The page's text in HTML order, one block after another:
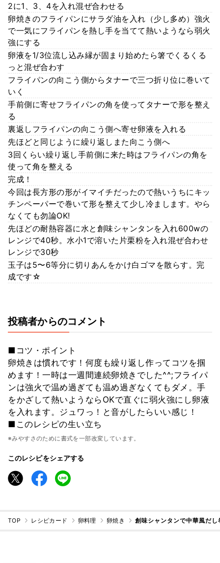
2に1、3、4を入れ混ぜ合わせる
卵焼きのフライパンにサラダ油を入れ（少し多め）強火
で一気にフライパンを熱し手を当てて熱いようなら弱火
強にする
卵液を1/3位流し込み縁が固まり始めたら箸でくるくる
っと混ぜ合わす
フライパンの向こう側からタナーで三つ折り位に巻いて
いく
手前側に寄せフライパンの角を使ってタナーで形を整え
る
裏返しフライパンの向こう側へ寄せ卵液を入れる
先ほどと同じように繰り返しまた向こう側へ
3回くらい繰り返し手前側に来た時はフライパンの角を
使って角を整える
完成！
今回は長方形の形がイマイチだったので熱いうちにキッ
チンペーパーで巻いて形を整えて少し冷まします。やら
なくても勿論OK!
先ほどの耐熱容器に水と創味シャンタンを入れ600wの
レンジで40秒。水小1で溶いた片栗粉を入れ混ぜ合わせ
レンジで30秒
玉子は5〜6等分に切りあんをかけ白ゴマを散らす。完
成です☆
投稿者からのコメント
■コツ・ポイント
卵焼きは慣れです！何度も繰り返し作ってコツを掴
めます！一時は一週間連続卵焼きでした^^;フライパ
ンは強火で温め過ぎても温め過ぎなくてもダメ。手
をかざして熱いようならOKで直ぐに弱火強にし卵液
を入れます。ジュワっ！と音がしたらいい感じ！
■このレシピの生い立ち
※みやすさのために書式を一部改変しています。
このレシピをシェアする
TOP レシピカード 卵料理 卵焼き 創味シャンタンで中華風だ